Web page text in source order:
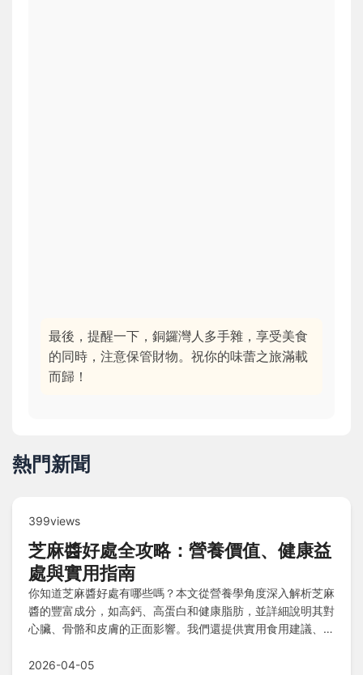
最後，提醒一下，銅鑼灣人多手雜，享受美食
的同時，注意保管財物。祝你的味蕾之旅滿載
而歸！
熱門新聞
399views
芝麻醬好處全攻略：營養價值、健康益
處與實用指南
你知道芝麻醬好處有哪些嗎？本文從營養學角度深入解析芝麻
醬的豐富成分，如高鈣、高蛋白和健康脂肪，並詳細說明其對
心臟、骨骼和皮膚的正面影響。我們還提供實用食用建議、注
潛在風險。無論是健康愛好者還是日常飲食，這篇指南都能滿
2026-04-05